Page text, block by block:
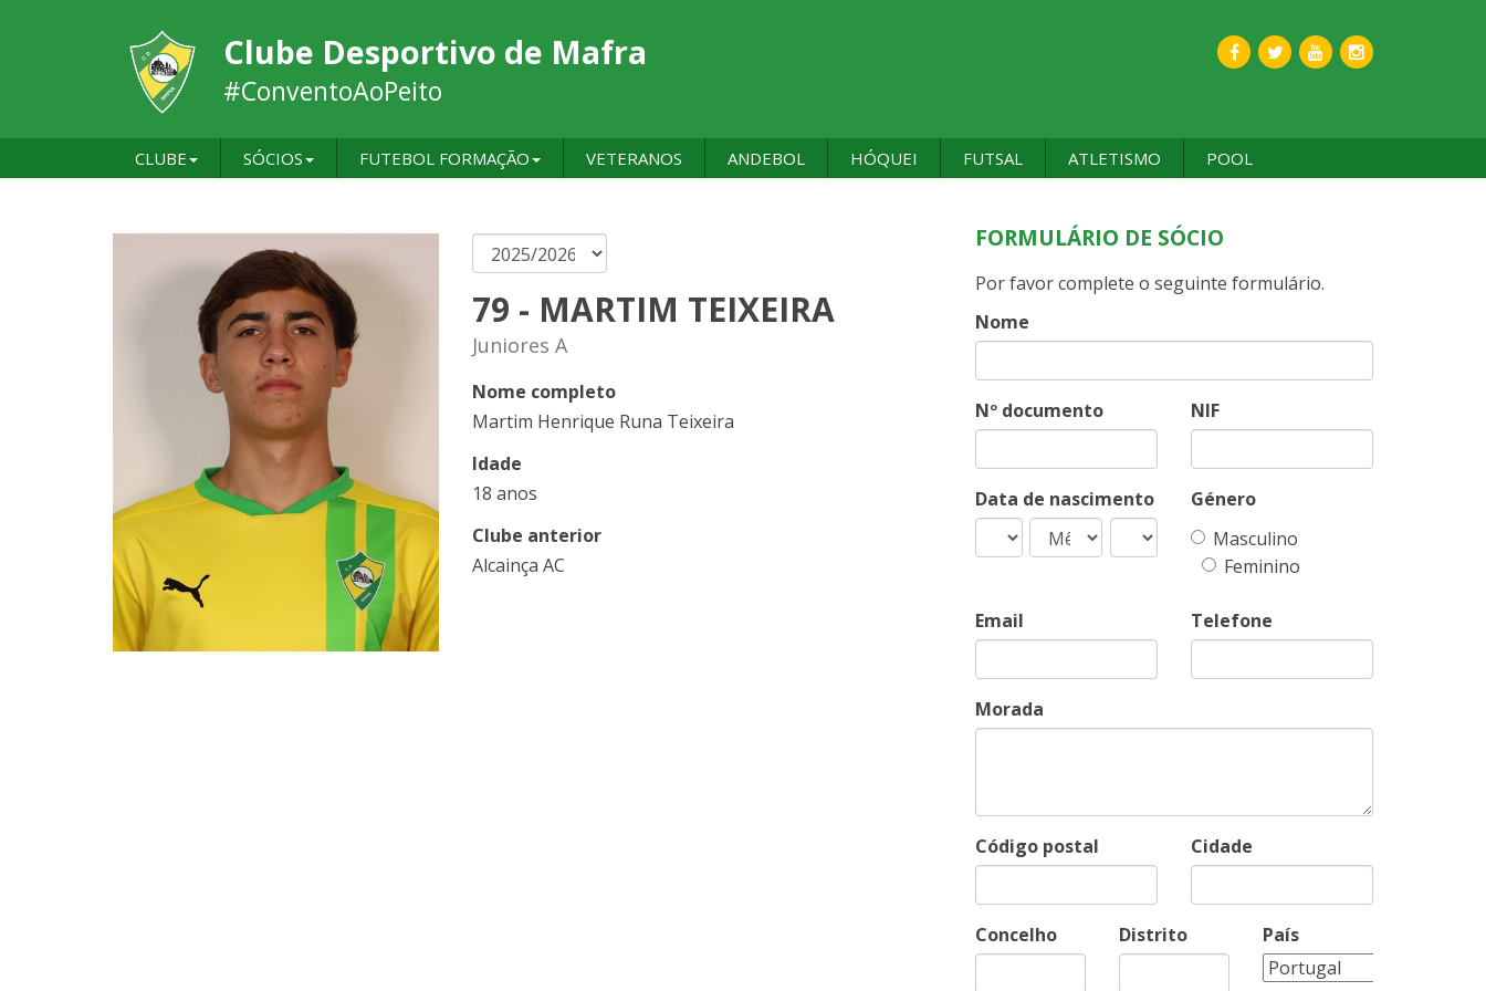
Clube Desportivo de Mafra
#ConventoAoPeito
CLUBE SÓCIOS FUTEBOL FORMAÇÃO VETERANOS ANDEBOL HÓQUEI FUTSAL ATLETISMO POOL
79 - MARTIM TEIXEIRA
Juniores A
Nome completo
Martim Henrique Runa Teixeira
Idade
18 anos
Clube anterior
Alcainça AC
FORMULÁRIO DE SÓCIO
Por favor complete o seguinte formulário.
Nome
Nº documento NIF
Data de nascimento
Género
Masculino
Feminino
Email Telefone
Morada
Código postal Cidade
Concelho Distrito País